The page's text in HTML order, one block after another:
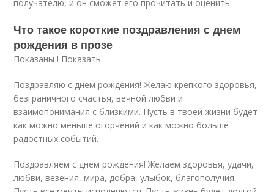
получателю, и он сможет его прочитать и оценить.
Что такое короткие поздравления с днем
рождения в прозе
Показаны ! Показать.
Поздравляю с днем рождения! Желаю крепкого здоровья,
безграничного счастья, вечной любви и
взаимопонимания с близкими. Пусть в твоей жизни будет
как можно меньше огорчений и как можно больше
радостных событий.
Поздравляем с днем рождения! Желаем здоровья, удачи,
любви, везения, мира, добра, улыбок, благополучия.